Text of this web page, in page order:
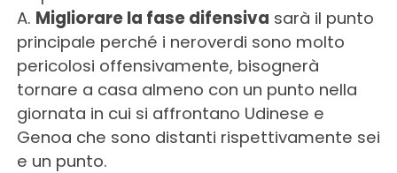
A. Migliorare la fase difensiva sarà il punto
principale perché i neroverdi sono molto
pericolosi offensivamente, bisognerà
tornare a casa almeno con un punto nella
giornata in cui si affrontano Udinese e
Genoa che sono distanti rispettivamente sei
e un punto.